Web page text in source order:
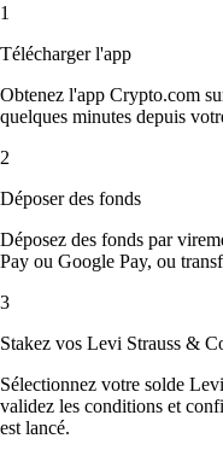
1
Télécharger l'app
Obtenez l'app Crypto.com
quelques minutes depuis
2
Déposer des fonds
Déposez des fonds par
Pay ou Google Pay, ou
3
Stakez vos Levi Strauss &
Sélectionnez votre solde
validez les conditions et
est lancé.